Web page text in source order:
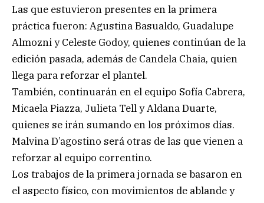
Las que estuvieron presentes en la primera
práctica fueron: Agustina Basualdo, Guadalupe
Almozni y Celeste Godoy, quienes continúan de la
edición pasada, además de Candela Chaia, quien
llega para reforzar el plantel.
También, continuarán en el equipo Sofía Cabrera,
Micaela Piazza, Julieta Tell y Aldana Duarte,
quienes se irán sumando en los próximos días.
Malvina D’agostino será otras de las que vienen a
reforzar al equipo correntino.
Los trabajos de la primera jornada se basaron en
el aspecto físico, con movimientos de ablande y